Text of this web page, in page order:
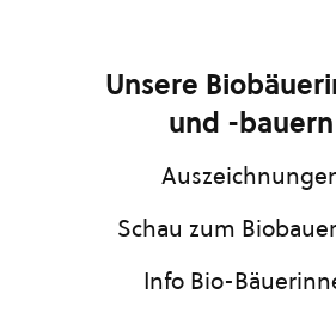
Unsere
und -bauern
Schau zum
Info Bio-